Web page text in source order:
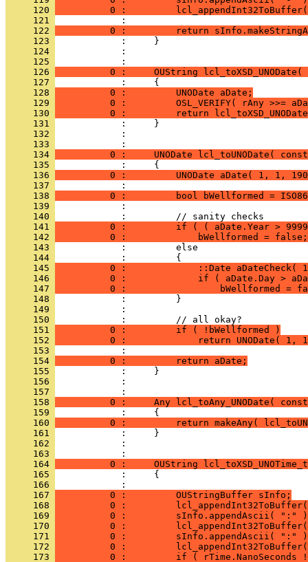
     120
0 :
     121
     122
0 :         return
     123
     124
            :
     125
     126
0 :     OUString lcl_toXSD_UNODate(
     127
     128
          0 :         UNODate aDate;
     129
0 :         OSL_VERIFY( rAny >>=
     130
0 :         return
     131
     132
            :
     133
     134
0 :     UNODate lcl_toUNODate(
     135
     136
0 :         UNODate aDate( 1, 1,
     137
     138
0 :         bool bWellformed =
     139
     140
     141
0 :         if ( ( aDate.Year >
     142
          0 :             bWellformed = false;
     143
     144
     145
0 :             ::Date aDateCheck(
     146
0 :             if ( aDate.Day >
     147
0 :                 bWellformed =
     148
     149
     150
     151
          0 :         if ( !bWellformed )
     152
0 :             return UNODate( 1,
     153
     154
          0 :         return aDate;
     155
     156
            :
     157
     158
0 :     Any lcl_toAny_UNODate(
     159
     160
0 :         return makeAny(
     161
     162
            :
     163
     164
0 :     OUString
     165
     166
     167
          0 :         OUStringBuffer sInfo;
     168
0 :
     169
0 :         sInfo.appendAscii( ":"
     170
0 :
     171
0 :         sInfo.appendAscii( ":"
     172
0 :
     173
0 :         if ( rTime.NanoSeconds